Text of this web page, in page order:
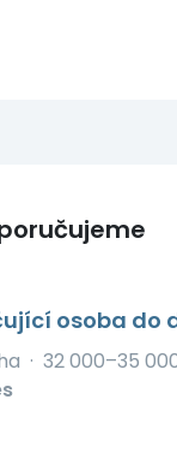
osoba do
· 32 000–35